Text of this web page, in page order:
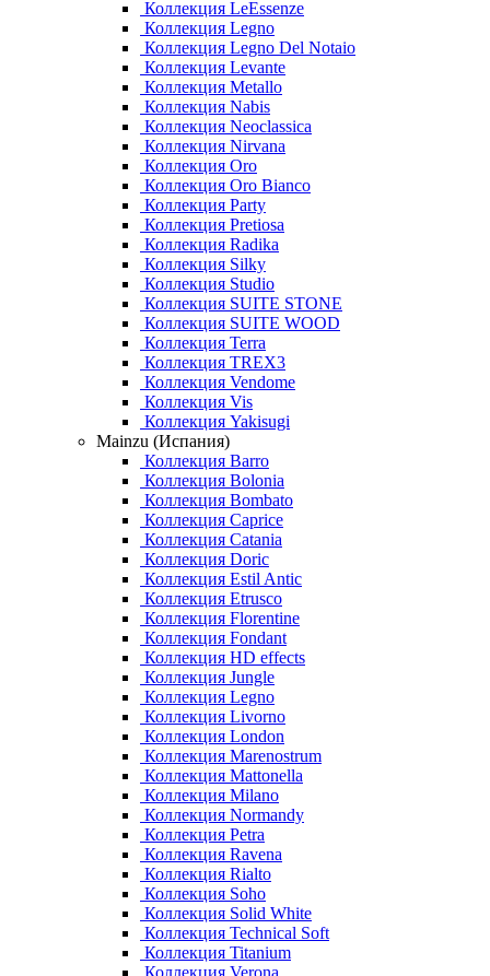
Коллекция LeEssenze
Коллекция Legno
Коллекция Legno Del Notaio
Коллекция Levante
Коллекция Metallo
Коллекция Nabis
Коллекция Neoclassica
Коллекция Nirvana
Коллекция Oro
Коллекция Oro Bianco
Коллекция Party
Коллекция Pretiosa
Коллекция Radika
Коллекция Silky
Коллекция Studio
Коллекция SUITE STONE
Коллекция SUITE WOOD
Коллекция Terra
Коллекция TREX3
Коллекция Vendome
Коллекция Vis
Коллекция Yakisugi
Mainzu (Испания)
Коллекция Barro
Коллекция Bolonia
Коллекция Bombato
Коллекция Caprice
Коллекция Catania
Коллекция Doric
Коллекция Estil Antic
Коллекция Etrusco
Коллекция Florentine
Коллекция Fondant
Коллекция HD effects
Коллекция Jungle
Коллекция Legno
Коллекция Livorno
Коллекция London
Коллекция Marenostrum
Коллекция Mattonella
Коллекция Milano
Коллекция Normandy
Коллекция Petra
Коллекция Ravena
Коллекция Rialto
Коллекция Soho
Коллекция Solid White
Коллекция Technical Soft
Коллекция Titanium
Коллекция Verona